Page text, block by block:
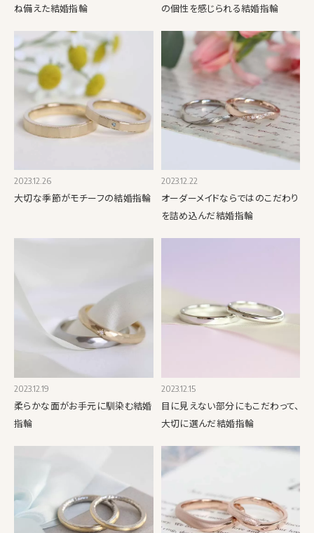
ね備えた結婚指輪
の個性を感じられる結婚指輪
2023.12.26
大切な季節がモチーフの結婚指輪
2023.12.22
オーダーメイドならではのこだわり
を詰め込んだ結婚指輪
2023.12.19
柔らかな面がお手元に馴染む結婚
指輪
2023.12.15
目に見えない部分にもこだわって、
大切に選んだ結婚指輪